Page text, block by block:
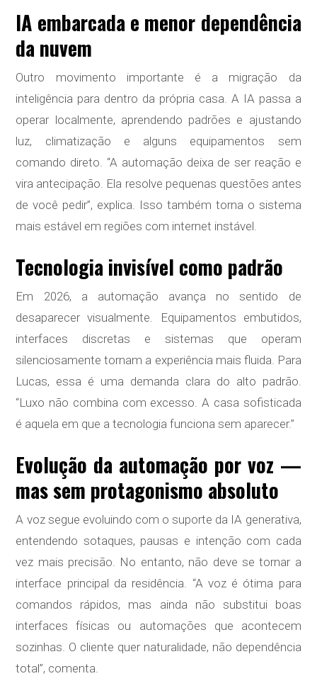
IA embarcada e menor dependência
da nuvem
Outro movimento importante é a migração da
inteligência para dentro da própria casa. A IA passa a
operar localmente, aprendendo padrões e ajustando
luz, climatização e alguns equipamentos sem
comando direto. “A automação deixa de ser reação e
vira antecipação. Ela resolve pequenas questões antes
de você pedir”, explica. Isso também torna o sistema
mais estável em regiões com internet instável.
Tecnologia invisível como padrão
Em 2026, a automação avança no sentido de
desaparecer visualmente. Equipamentos embutidos,
interfaces discretas e sistemas que operam
silenciosamente tornam a experiência mais fluida. Para
Lucas, essa é uma demanda clara do alto padrão.
“Luxo não combina com excesso. A casa sofisticada
é aquela em que a tecnologia funciona sem aparecer.”
Evolução da automação por voz —
mas sem protagonismo absoluto
A voz segue evoluindo com o suporte da IA generativa,
entendendo sotaques, pausas e intenção com cada
vez mais precisão. No entanto, não deve se tornar a
interface principal da residência. “A voz é ótima para
comandos rápidos, mas ainda não substitui boas
interfaces físicas ou automações que acontecem
sozinhas. O cliente quer naturalidade, não dependência
total”, comenta.